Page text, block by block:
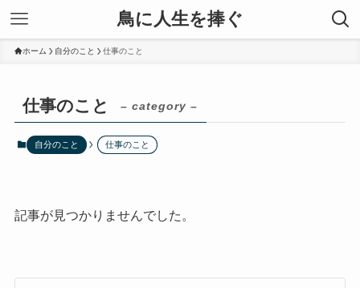
鳥に人生を捧ぐ
ホーム 自分のこと 仕事のこと
仕事のこと – category –
自分のこと 仕事のこと
記事が見つかりませんでした。